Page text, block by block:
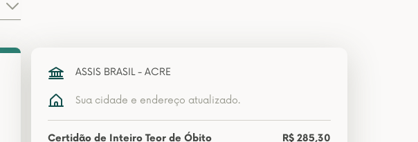
ASSIS BRASIL - ACRE
Sua cidade e endereço atualizado.
Certidão de Inteiro Teor de Óbito
R$ 285,30